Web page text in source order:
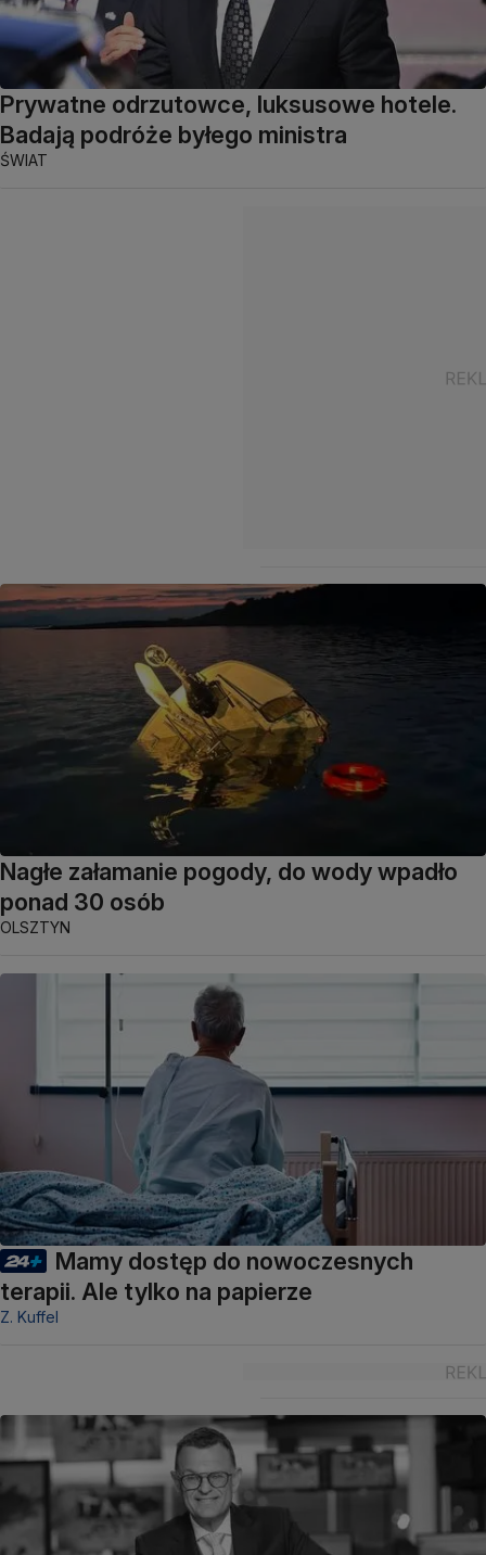
Prywatne odrzutowce, luksusowe hotele.
Badają podróże byłego ministra
ŚWIAT
Nagłe załamanie pogody, do wody wpadło
ponad 30 osób
OLSZTYN
Mamy dostęp do nowoczesnych
terapii. Ale tylko na papierze
Z. Kuffel